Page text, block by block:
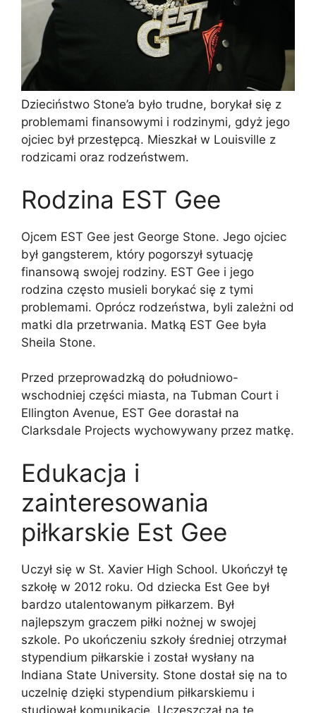
Dzieciństwo Stone’a było trudne, borykał się z
problemami finansowymi i rodzinymi, gdyż jego
ojciec był przestępcą. Mieszkał w Louisville z
rodzicami oraz rodzeństwem.
Rodzina EST Gee
Ojcem EST Gee jest George Stone. Jego ojciec
był gangsterem, który pogorszył sytuację
finansową swojej rodziny. EST Gee i jego
rodzina często musieli borykać się z tymi
problemami. Oprócz rodzeństwa, byli zależni od
matki dla przetrwania. Matką EST Gee była
Sheila Stone.
Przed przeprowadzką do południowo-
wschodniej części miasta, na Tubman Court i
Ellington Avenue, EST Gee dorastał na
Clarksdale Projects wychowywany przez matkę.
Edukacja i
zainteresowania
piłkarskie Est Gee
Uczył się w St. Xavier High School. Ukończył tę
szkołę w 2012 roku. Od dziecka Est Gee był
bardzo utalentowanym piłkarzem. Był
najlepszym graczem piłki nożnej w swojej
szkole. Po ukończeniu szkoły średniej otrzymał
stypendium piłkarskie i został wysłany na
Indiana State University. Stone dostał się na to
uczelnię dzięki stypendium piłkarskiemu i
studiował komunikację. Uczęszczał na tę